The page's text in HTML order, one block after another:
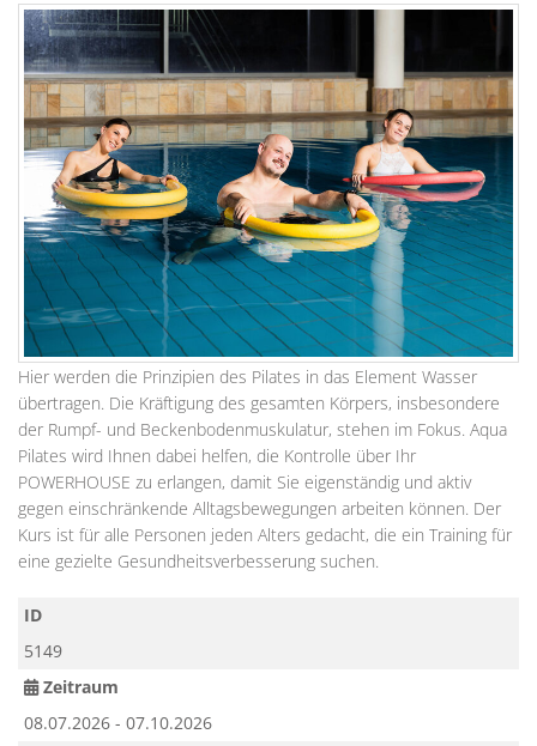
Hier werden die Prinzipien des Pilates in das Element Wasser
übertragen. Die Kräftigung des gesamten Körpers, insbesondere
der Rumpf- und Beckenbodenmuskulatur, stehen im Fokus. Aqua
Pilates wird Ihnen dabei helfen, die Kontrolle über Ihr
POWERHOUSE zu erlangen, damit Sie eigenständig und aktiv
gegen einschränkende Alltagsbewegungen arbeiten können. Der
Kurs ist für alle Personen jeden Alters gedacht, die ein Training für
eine gezielte Gesundheitsverbesserung suchen.
ID
5149
Zeitraum
08.07.2026 - 07.10.2026